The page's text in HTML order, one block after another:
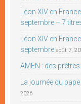
Léon XIV en
septembre – 7
Léon XIV en
septembre août 7,
AMEN : des
La journée du pape
2026